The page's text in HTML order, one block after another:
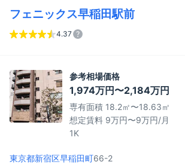
フェニックス早稲田駅前
4.37
参考相場価格
1,974万円〜2,184万円
専有面積 18.2㎡〜18.63㎡
想定賃料 9万円〜9万円/月
1K
東京都新宿区早稲田町66-2